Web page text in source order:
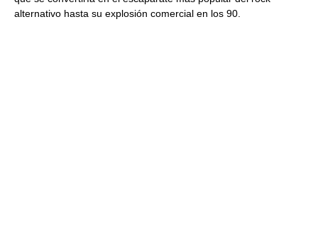
alternativo hasta su explosión comercial en los 90.